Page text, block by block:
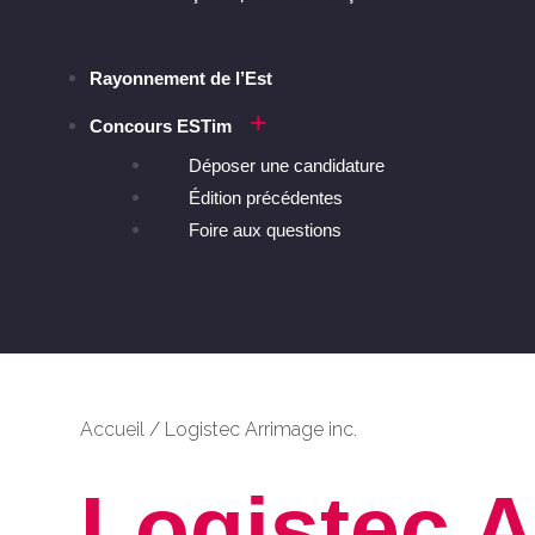
Rayonnement de l’Est
Concours ESTim
Déposer une candidature
Édition précédentes
Foire aux questions
Accueil / Logistec Arrimage inc.